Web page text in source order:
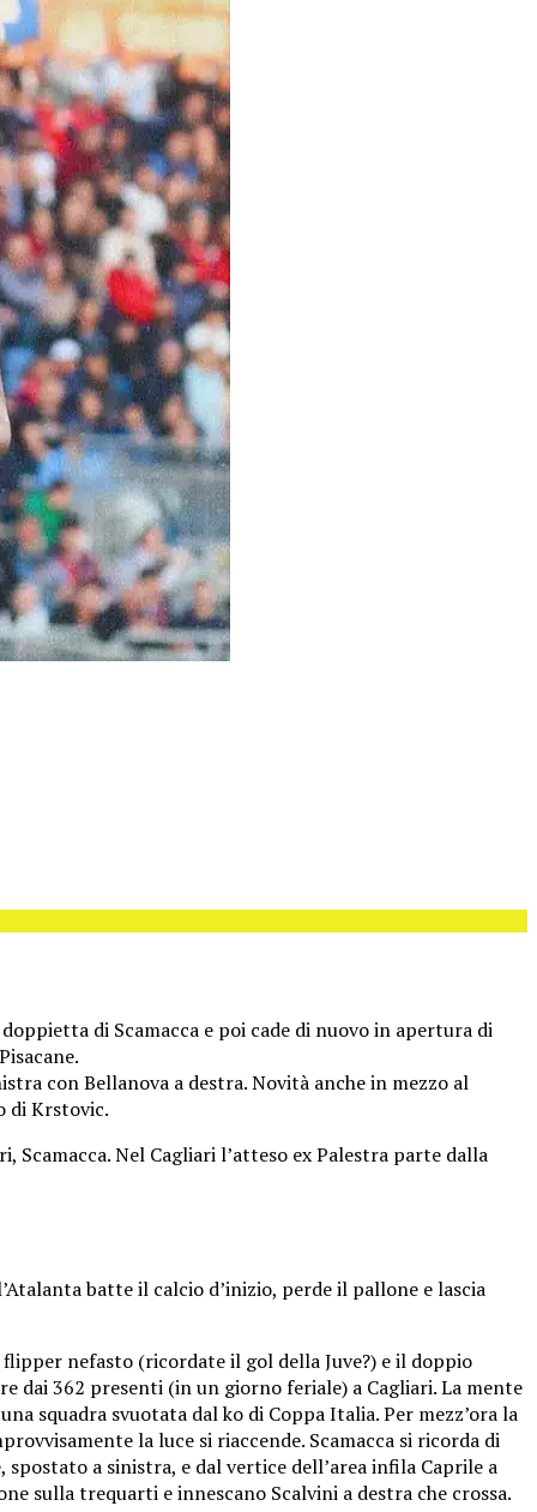
di Scamacca e poi cade di nuovo in apertura di
con Bellanova a destra. Novità anche in mezzo al
di Krstovic.
Scamacca. Nel Cagliari l’atteso ex Palestra parte dalla
batte il calcio d’inizio, perde il pallone e lascia
nefasto (ricordate il gol della Juve?) e il doppio
dai 362 presenti (in un giorno feriale) a Cagliari. La mente
squadra svuotata dal ko di Coppa Italia. Per mezz’ora la
la luce si riaccende. Scamacca si ricorda di
spostato a sinistra, e dal vertice dell’area infila Caprile a
sulla trequarti e innescano Scalvini a destra che crossa.